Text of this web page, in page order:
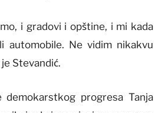
i gradovi i opštine, i mi kada
automobile. Ne vidim nikakvu
Stevandić.
demokarstkog progresa Tanja